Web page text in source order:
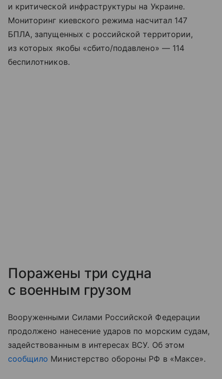
и критической инфраструктуры на Украине.
Мониторинг киевского режима насчитал 147
БПЛА, запущенных с российской территории,
из которых якобы «сбито/подавлено» — 114
беспилотников.
Поражены три судна
с военным грузом
Вооруженными Силами Российской Федерации
продолжено нанесение ударов по морским судам,
задействованным в интересах ВСУ. Об этом
сообщило Министерство обороны РФ в «Максе».